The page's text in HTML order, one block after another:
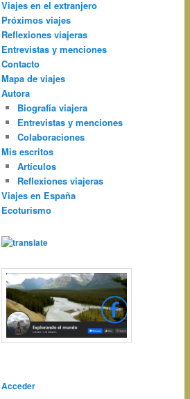
Viajes en el extranjero
Próximos viajes
Reflexiones viajeras
Entrevistas y menciones
Contacto
Mapa de viajes
Autora
Biografía viajera
Entrevistas y menciones
Colaboraciones
Mis escritos
Artículos
Reflexiones viajeras
Viajes en España
Ecoturismo
Acceder